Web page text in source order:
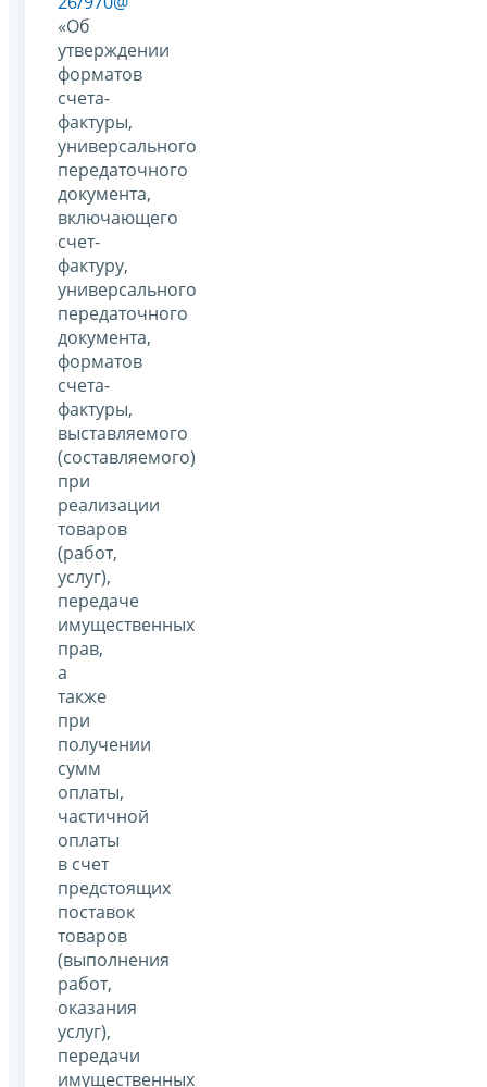
«Об
утверждении
форматов
счета-
фактуры,
универсального
передаточного
документа,
включающего
счет-
фактуру,
универсального
передаточного
документа,
форматов
счета-
фактуры,
выставляемого
(составляемого)
при
реализации
товаров
(работ,
услуг),
передаче
имущественных
прав,
а
также
при
получении
сумм
оплаты,
частичной
оплаты
в счет
предстоящих
поставок
товаров
(выполнения
работ,
оказания
услуг),
передачи
имущественных